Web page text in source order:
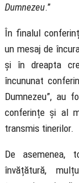
Dumnezeu.”
În finalul
un mesaj de
și în dreapta
încununat
Dumnezeu”, au
conferințe și al
transmis tinerilor.
De
învățătură,